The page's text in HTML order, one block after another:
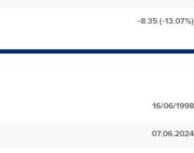
-8.35 (-13.07%)
16/06/1998
07.06.2024